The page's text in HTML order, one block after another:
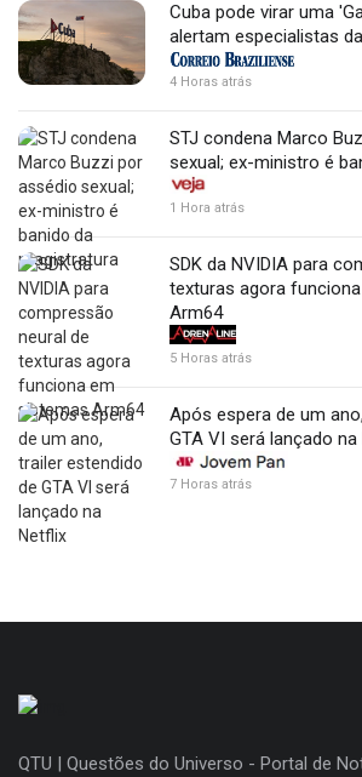
Cuba pode virar uma
alertam especialistas
4 Horas atrás
STJ condena Marco
sexual; ex-ministro é
1 Hora atrás
SDK da NVIDIA para
texturas agora
Arm64
5 Horas atrás
Após espera de um
GTA VI será lançado
7 Horas atrás
QTU | Questões do Universo - Portal de